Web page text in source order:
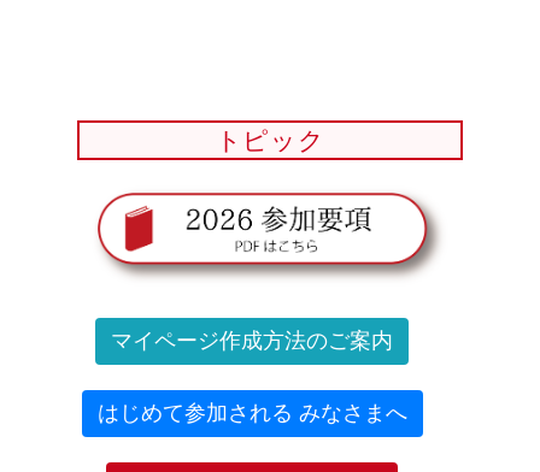
トピック
マイページ作成方法のご案内
はじめて参加される みなさまへ